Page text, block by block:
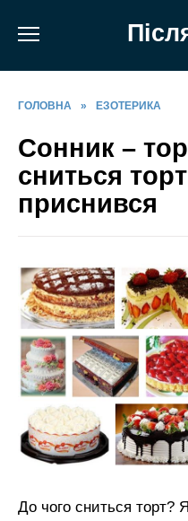
ГОЛОВНА » ЕЗОТЕРИКА
Сонник –
сниться торт
приснився
До чого сниться торт?